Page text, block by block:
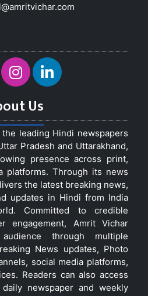
Us
leading Hindi newspapers
Pradesh and Uttarakhand,
presence across print,
platforms. Through its news
the latest breaking news,
updates in Hindi from India
Committed to credible
engagement, Amrit Vichar
through multiple
News updates, Photo
social media platforms,
Readers can also access
newspaper and weekly